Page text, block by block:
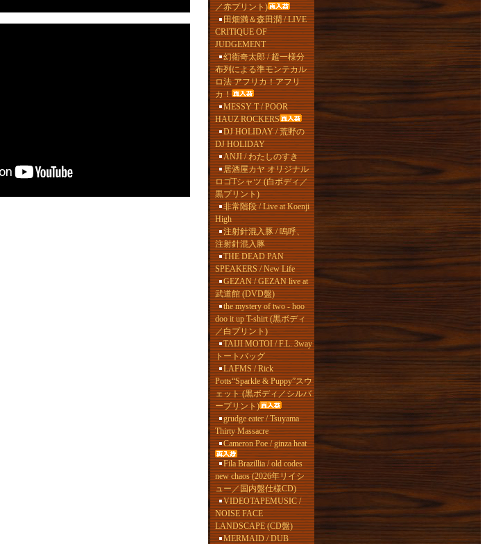
／赤プリント)
田畑満＆森田潤 / LIVE
CRITIQUE OF
JUDGEMENT
幻衛奇太郎 / 超一様分
布列による準モンテカル
ロ法 アフリカ！アフリ
カ！
MESSY T / POOR
HAUZ ROCKERS
DJ HOLIDAY / 荒野の
DJ HOLIDAY
ANJI / わたしのすき
居酒屋カヤ オリジナル
ロゴTシャツ (白ボディ／
黒プリント)
非常階段 / Live at Koenji
High
注射針混入豚 / 嗚呼、
注射針混入豚
THE DEAD PAN
SPEAKERS / New Life
GEZAN / GEZAN live at
武道館 (DVD盤)
the mystery of two - hoo
doo it up T-shirt (黒ボディ
／白プリント)
TAIJI MOTOI / F.L. 3way
トートバッグ
LAFMS / Rick
Potts“Sparkle & Puppy”スウ
ェット (黒ボディ／シルバ
ープリント)
grudge eater / Tsuyama
Thirty Massacre
Cameron Poe / ginza heat
Fila Brazillia / old codes
new chaos (2026年リイシ
ュー／国内盤仕様CD)
VIDEOTAPEMUSIC /
NOISE FACE
LANDSCAPE (CD盤)
MERMAID / DUB